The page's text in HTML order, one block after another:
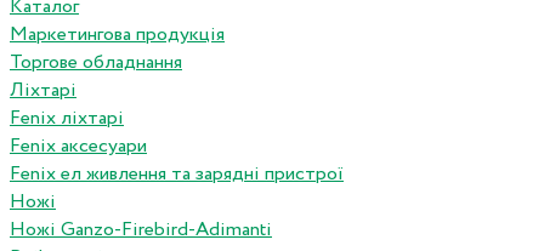
Каталог
Маркетингова продукція
Торгове обладнання
Ліхтарі
Fenix ліхтарі
Fenix аксесуари
Fenix ел живлення та зарядні пристрої
Ножі
Ножі Ganzo-Firebird-Adimanti